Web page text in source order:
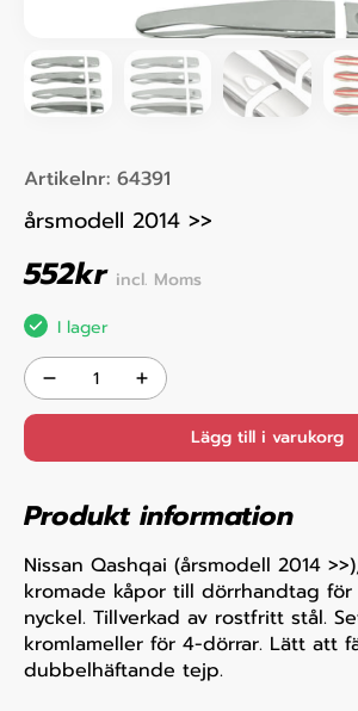
Artikelnr: 64391
årsmodell 2014 >>
552kr incl. Moms
I lager
Lägg till i varukorg
Produkt information
Nissan Qashqai (årsmodell 2014
kromade kåpor till dörrhandtag
nyckel. Tillverkad av rostfritt stål.
kromlameller för 4-dörrar. Lätt att
dubbelhäftande tejp.